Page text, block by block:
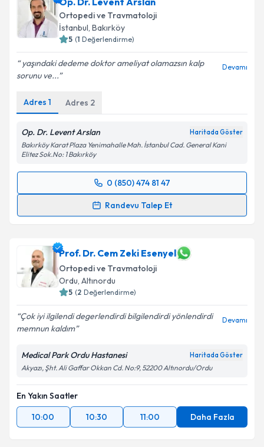
Ortopedi ve Travmatoloji
İstanbul, Bakırköy
5 (1 Değerlendirme)
yaşındaki dedeme doktor ameliyat olamazsın kalp
sorunu ve...
Devamı
Adres 1 Adres 2
Op. Dr. Levent Arslan Haritada Göster
Bakırköy Karat Plaza Yenimahalle Mah. İstanbul Cad. General Kani
Elitez Sok.No: 1 Bakırköy
0 (850) 474 81 47
Randevu Talep Et
Randevu Takvimi Talebi
takvim hazırlandığında e-posta ile bilgilendireceğiz.
E-posta Adresiniz
Kişisel verilerimin işlenmesine ilişkin
kapsamda işlenmesini kabul ediyorum.
Prof. Dr. Cem Zeki Esenyel
Ortopedi ve Travmatoloji
Ordu, Altınordu
5 (2 Değerlendirme)
Çok iyi ilgilendi degerlendirdi bilgilendirdi yönlendirdi
memnun kaldım
Devamı
Medical Park Ordu Hastanesi Haritada Göster
Akyazı, Şht. Ali Gaffar Okkan Cd. No:9, 52200 Altınordu/Ordu
En Yakın Saatler
10:00
10:30 11:00 Daha Fazla